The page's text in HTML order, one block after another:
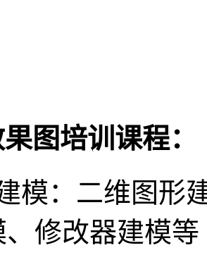
图培训课程：
模：二维图形
修改器建模等